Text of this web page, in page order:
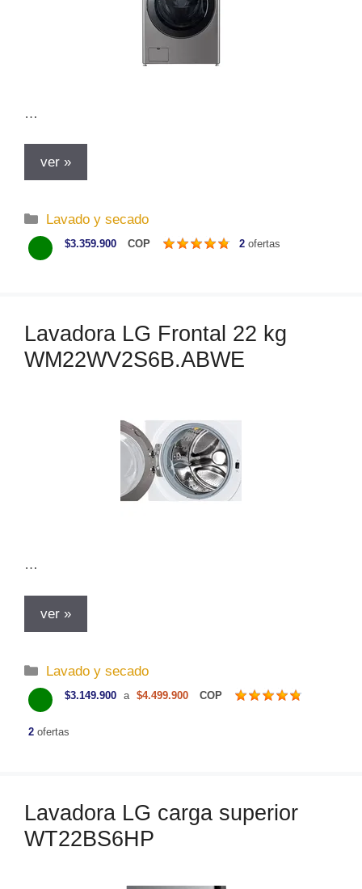
…
ver »
C
a
t
r
í
Lavado y secado
$3.359.900 COP 2 ofertas
Lavadora LG Frontal 22 kg
WM22WV2S6B.ABWE
…
ver »
C
a
t
e
í
a
s
Lavado y secado
$3.149.900 a $4.499.900 COP
2 ofertas
Lavadora LG carga superior
WT22BS6HP